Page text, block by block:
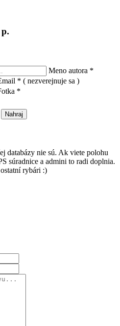
Meno autora *
* ( nezverejnuje sa )
*
databázy nie sú. Ak viete polohu
súradnice a admini to radi doplnia.
rybári :)